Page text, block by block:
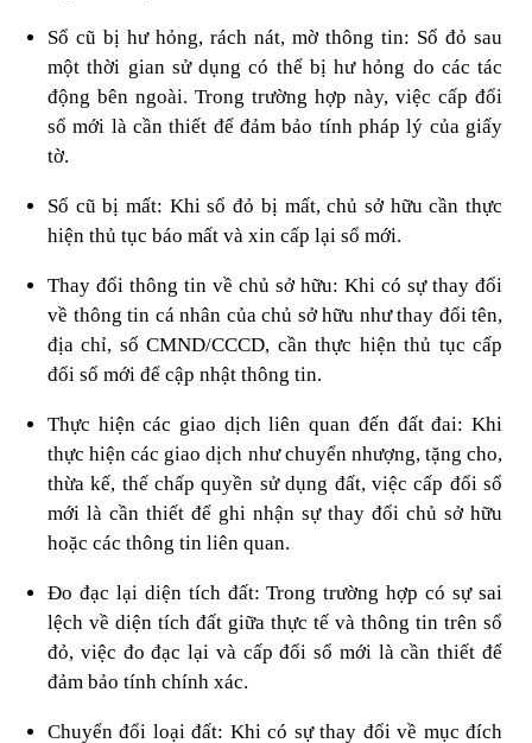
Sổ cũ bị hư hỏng, rách nát, mờ thông tin: Sổ đỏ sau
một thời gian sử dụng có thể bị hư hỏng do các tác
động bên ngoài. Trong trường hợp này, việc cấp đổi
sổ mới là cần thiết để đảm bảo tính pháp lý của giấy
tờ.
Sổ cũ bị mất: Khi sổ đỏ bị mất, chủ sở hữu cần thực
hiện thủ tục báo mất và xin cấp lại sổ mới.
Thay đổi thông tin về chủ sở hữu: Khi có sự thay đổi
về thông tin cá nhân của chủ sở hữu như thay đổi tên,
địa chỉ, số CMND/CCCD, cần thực hiện thủ tục cấp
đổi sổ mới để cập nhật thông tin.
Thực hiện các giao dịch liên quan đến đất đai: Khi
thực hiện các giao dịch như chuyển nhượng, tặng cho,
thừa kế, thế chấp quyền sử dụng đất, việc cấp đổi sổ
mới là cần thiết để ghi nhận sự thay đổi chủ sở hữu
hoặc các thông tin liên quan.
Đo đạc lại diện tích đất: Trong trường hợp có sự sai
lệch về diện tích đất giữa thực tế và thông tin trên sổ
đỏ, việc đo đạc lại và cấp đổi sổ mới là cần thiết để
đảm bảo tính chính xác.
Chuyển đổi loại đất: Khi có sự thay đổi về mục đích